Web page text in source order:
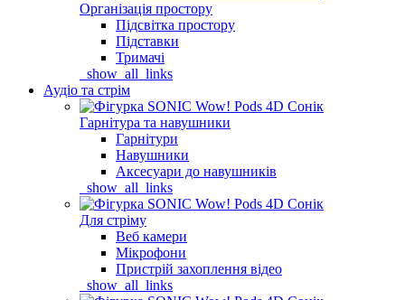
Організація простору
Підсвітка простору
Підставки
Тримачі
_show_all_links
Аудіо та стрім
Гарнітура та навушники
Гарнітури
Навушники
Аксесуари до навушників
_show_all_links
Для стріму
Веб камери
Мікрофони
Пристрій захоплення відео
_show_all_links